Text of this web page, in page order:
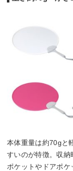
本体重量は約70gと
すいのが特徴。収
ポケットやドアポ